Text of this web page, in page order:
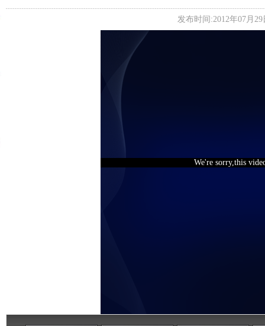
发布时间:2012年07月
We're sorry,this